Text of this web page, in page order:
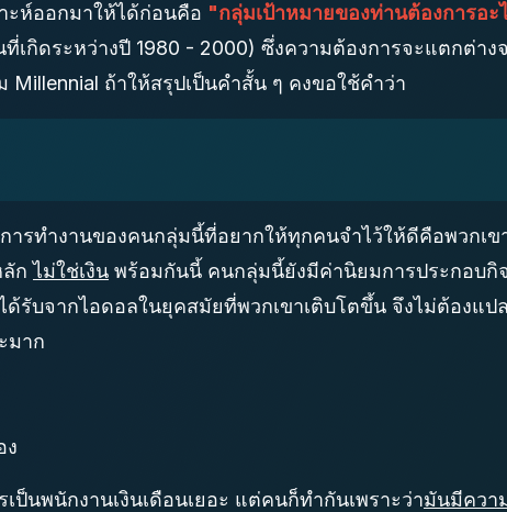
ะห์ออกมาให้ได้ก่อนคือ "กลุ่มเป้าหมายของท่านต้องการอะ
เกิดระหว่างปี 1980 - 2000) ซึ่งความต้องการจะแตกต่า
Millennial ถ้าให้สรุปเป็นคำสั้น ๆ คงขอใช้คำว่า
ารทำงานของคนกลุ่มนี้ที่อยากให้ทุกคนจำไว้ให้ดีคือพวกเข
ลักไม่ใช่เงิน พร้อมกันนี้ คนกลุ่มนี้ยังมีค่านิยมการประกอบกิ
ด้รับจากไอดอลในยุคสมัยที่พวกเขาเติบโตขึ้น จึงไม่ต้องแ
มาก
ง
ป็นพนักงานเงินเดือนเยอะ แต่คนก็ทำกันเพราะว่ามันมีควา